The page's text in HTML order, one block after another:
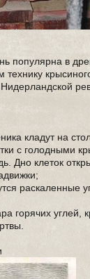
популярна в
кладут на
с голодными
Дно клеток
раскаленные
горячих углей,